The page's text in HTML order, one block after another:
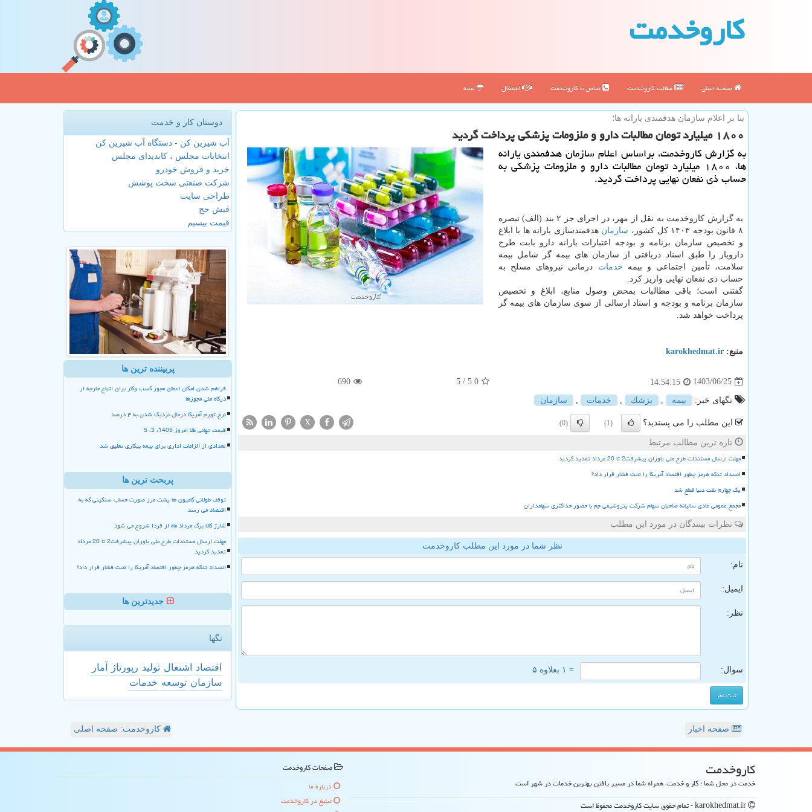
كاروخدمت
صفحه اصلی مطالب كاروخدمت تماس با كاروخدمت اشتغال بیمه
بنا بر اعلام سازمان هدفمندی یارانه ها؛
۱۸۰۰ میلیارد تومان مطالبات دارو و ملزومات پزشکی پرداخت گردید
به گزارش کاروخدمت، براساس اعلام سازمان هدفمندی یارانه
ها، ۱۸۰۰ میلیارد تومان مطالبات دارو و ملزومات پزشکی به
حساب ذی نفعان نهایی پرداخت گردید.
به گزارش کاروخدمت به نقل از مهر، در اجرای جز ۲ بند (الف) تبصره
۸ قانون بودجه ۱۴۰۳ کل کشور،
سازمان هدفمندسازی یارانه ها با ابلاغ
و تخصیص سازمان برنامه و بودجه اعتبارات یارانه دارو بابت طرح
دارویار را طبق اسناد دریافتی از سازمان های بیمه گر شامل بیمه
سلامت، تأمین اجتماعی و بیمه خدمات درمانی نیروهای مسلح به
حساب ذی نفعان نهایی واریز کرد.
گفتنی است؛ باقی مطالبات بمحض وصول منابع، ابلاغ و تخصیص
سازمان برنامه و بودجه و اسناد ارسالی از سوی سازمان های بیمه گر
پرداخت خواهد شد.
منبع: karokhedmat.ir
1403/06/25
14:54:15
5.0
/ 5
690
تگهای خبر: بیمه پزشك خدمات سازمان
این مطلب را می پسندید؟ (1)
(0)
X
تازه ترین مطالب مرتبط
مهلت ارسال مستندات طرح ملی یاوران پیشرفت2 تا 20 مرداد تمدید گردید
انسداد تنگه هرمز چطور اقتصاد آمریکا را تحت فشار قرار داد؟
یک چهارم نفت دنیا قطع شد
مجمع عمومی عادی سالیانه صاحبان سهام شرکت پتروشیمی جم با حضور حداکثری سهامداران
نظرات بینندگان در مورد این مطلب
نظر شما در مورد این مطلب کاروخدمت
نام:
ایمیل:
نظر:
سوال: = ۱ بعلاوه ۵
دوستان کار و خدمت
آب شیرین کن - دستگاه آب شیرین کن
انتخابات مجلس ، کاندیدای مجلس
خرید و فروش خودرو
شرکت صنعتی سخت پوشش
طراحی سایت
فیش حج
قیمت بیسیم
پربیننده ترین ها
فراهم شدن امکان اعطای مجوز کسب وکار برای اتباع خارجه از
درگاه ملی مجوزها
نرخ تورم آمریکا درحال نزدیک شدن به ۴ درصد
قیمت جهانی طلا امروز 1405، 3، 5
تعدادی از الزامات اداری برای بیمه بیکاری تعلیق شد
پربحث ترین ها
توقف طولانی کامیون ها پشت مرز صورت حساب سنگینی که به
اقتصاد می رسد
شارژ کالا برگ مرداد ماه از فردا شروع می شود
مهلت ارسال مستندات طرح ملی یاوران پیشرفت2 تا 20 مرداد
تمدید گردید
انسداد تنگه هرمز چطور اقتصاد آمریکا را تحت فشار قرار داد؟
جدیدترین ها
تگها
اقتصاد اشتغال تولید رپورتاژ
آمار
سازمان توسعه خدمات
صفحه اخبار کاروخدمت: صفحه اصلی
كاروخدمت
خدمت در محل شما ؛ کار و خدمت، همراه شما در مسیر یافتن بهترین خدمات در شهر است
صفحات كاروخدمت
درباره ما
تبلیغ در كاروخدمت